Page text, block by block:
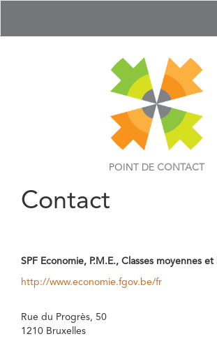
POINT DE CONTACT
Contact
SPF Economie, P.M.E., Classes moyennes
http://www.economie.fgov.be/fr
Rue du Progrès, 50
1210 Bruxelles